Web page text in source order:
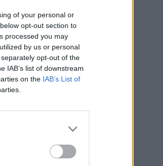
of your personal or
opt-out section to
processed you may
by us or personal
opt-out of the
IAB’s list of downstream
on the IAB’s List of
la